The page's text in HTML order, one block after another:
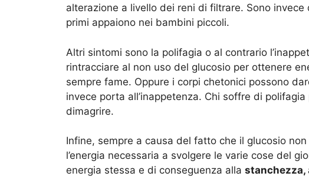
alterazione a livello dei reni di filtrare. Sono
primi appaiono nei bambini piccoli.
Altri sintomi sono la polifagia o al contrario
rintracciare al non uso del glucosio per ottenere
sempre fame. Oppure i corpi chetonici possono
invece porta all’inappetenza. Chi soffre di
dimagrire.
Infine, sempre a causa del fatto che il glucosio
l’energia necessaria a svolgere le varie cose del
energia stessa e di conseguenza alla stanchezza,